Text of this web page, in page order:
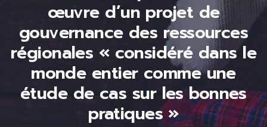
œuvre d’un projet de
gouvernance des ressources
régionales « considéré dans le
monde entier comme une
étude de cas sur les bonnes
pratiques »